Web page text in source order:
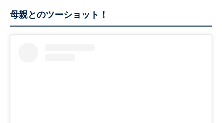
母親とのツーショット！